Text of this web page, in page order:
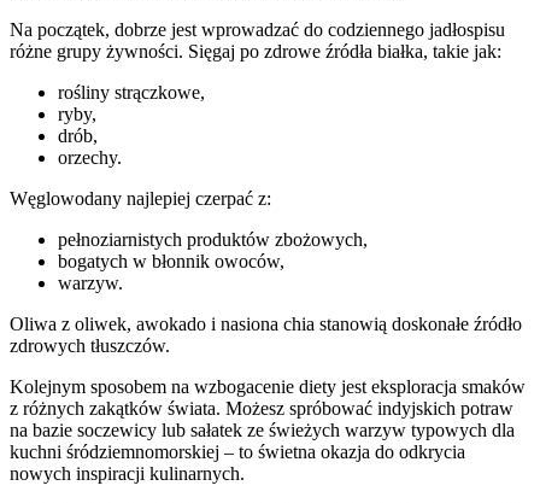
Na początek, dobrze jest wprowadzać do codziennego jadłospisu
różne grupy żywności. Sięgaj po zdrowe źródła białka, takie jak:
rośliny strączkowe,
ryby,
drób,
orzechy.
Węglowodany najlepiej czerpać z:
pełnoziarnistych produktów zbożowych,
bogatych w błonnik owoców,
warzyw.
Oliwa z oliwek, awokado i nasiona chia stanowią doskonałe źródło
zdrowych tłuszczów.
Kolejnym sposobem na wzbogacenie diety jest eksploracja smaków
z różnych zakątków świata. Możesz spróbować indyjskich potraw
na bazie soczewicy lub sałatek ze świeżych warzyw typowych dla
kuchni śródziemnomorskiej – to świetna okazja do odkrycia
nowych inspiracji kulinarnych.